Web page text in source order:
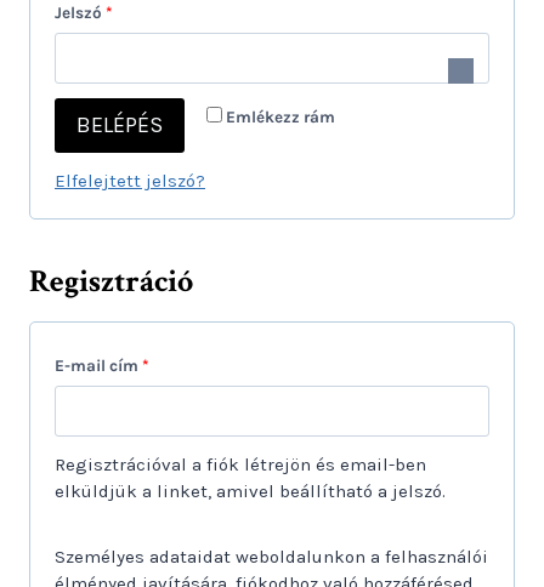
Jelszó *
t
e
ő
Emlékezz rám
BELÉPÉS
Elfelejtett jelszó?
Regisztráció
E-mail cím *
t
e
Regisztrációval a fiók létrejön és email-ben
elküldjük a linket, amivel beállítható a jelszó.
Személyes adataidat weboldalunkon a felhasználói